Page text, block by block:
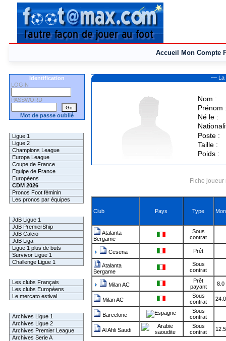
Accueil Mon Compte
Identification
LOGIN
PASSWORD
Mot de passe oublié
Ligue 1
Ligue 2
Champions League
Europa League
Coupe de France
Equipe de France
Européens
CDM 2026
Pronos Foot féminin
Les pronos par équipes
JdB Ligue 1
JdB PremierShip
JdB Calcio
JdB Liga
Ligue 1 plus de buts
Survivor Ligue 1
Challenge Ligue 1
Les clubs Français
Les clubs Européens
Le mercato estival
Archives Ligue 1
Archives Ligue 2
Archives Premier League
Archives Serie A
~~ La
Nom :
Prénom
Né le :
Poste :
Taille :
Poids :
Fiche
Club Pays Type
Atalanta
Bergame
Sous
contrat
Cesena Prêt
Atalanta
Bergame
Sous
contrat
Milan AC
Prêt
payant
8.0
Milan AC
Sous
contrat
Barcelone
Sous
contrat
Al Ahli Saudi
Sous
contrat